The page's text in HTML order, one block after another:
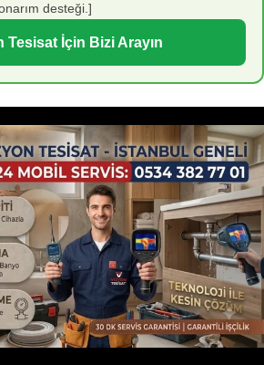
desteği.]
Tesisat İçin Bizi Arayın